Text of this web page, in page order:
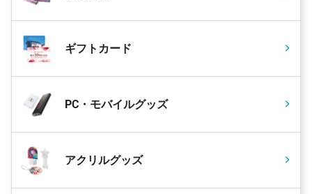
ギフトカード
PC・モバイルグッズ
アクリルグッズ